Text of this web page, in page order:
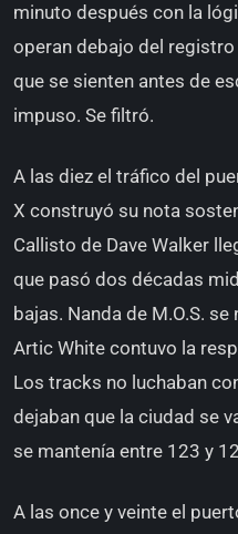
minuto después con la
operan debajo del
que se sienten antes de
impuso. Se filtró.
A las diez el tráfico del
X construyó su nota
Callisto de Dave Walker
que pasó dos décadas
bajas. Nanda de M.O.S.
Artic White contuvo la
Los tracks no luchaban
dejaban que la ciudad se
se mantenía entre 123 y
A las once y veinte el